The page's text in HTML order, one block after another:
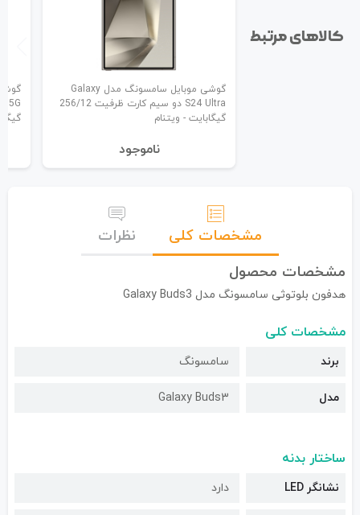
کالاهای مرتبط
گوشی موبایل سامسونگ مدل Galaxy
S24 Ultra دو سیم کارت ظرفیت 256/12
گیگابایت - ویتنام
نا‌موجود
مشخصات کلی
نظرات
مشخصات محصول
هدفون بلوتوثی سامسونگ مدل Galaxy Buds3
مشخصات کلی
برند سامسونگ
مدل Galaxy Buds3
ساختار بدنه
نشانگر LED دارد